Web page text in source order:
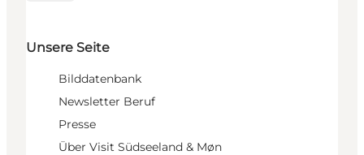
Unsere Seite
Bilddatenbank
Newsletter Beruf
Presse
Über Visit Südseeland & Møn